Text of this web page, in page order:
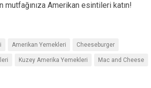
Amerikan esintileri katın!
Amerikan Yemekleri Cheeseburger
Kuzey Amerika Yemekleri Mac and Cheese